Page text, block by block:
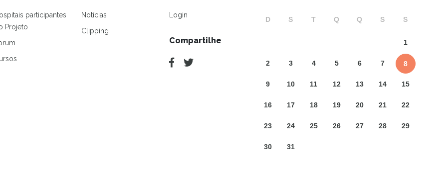
participantes
Projeto
Notícias
Clipping
Login
Compartilhe
D S T Q Q S S
1
2 3 4 5 6 7 8
9 10 11 12 13 14 15
16 17 18 19 20 21 22
23 24 25 26 27 28 29
30 31